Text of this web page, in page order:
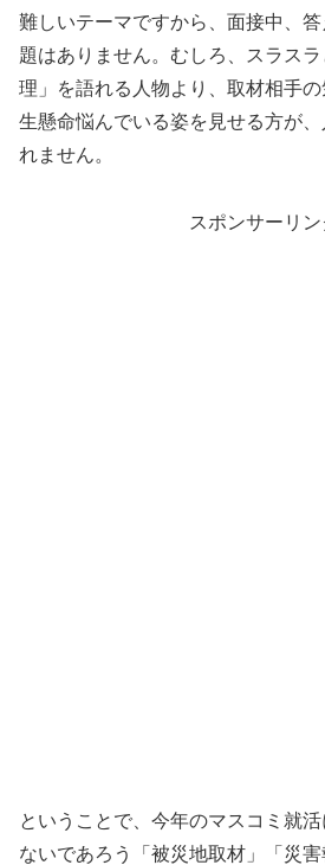
難しいテーマですから、面接中、
題はありません。むしろ、スラス
理」を語れる人物より、取材相手
生懸命悩んでいる姿を見せる方が
れません。
スポンサーリン
ということで、今年のマスコミ就
ないであろう「被災地取材」「災